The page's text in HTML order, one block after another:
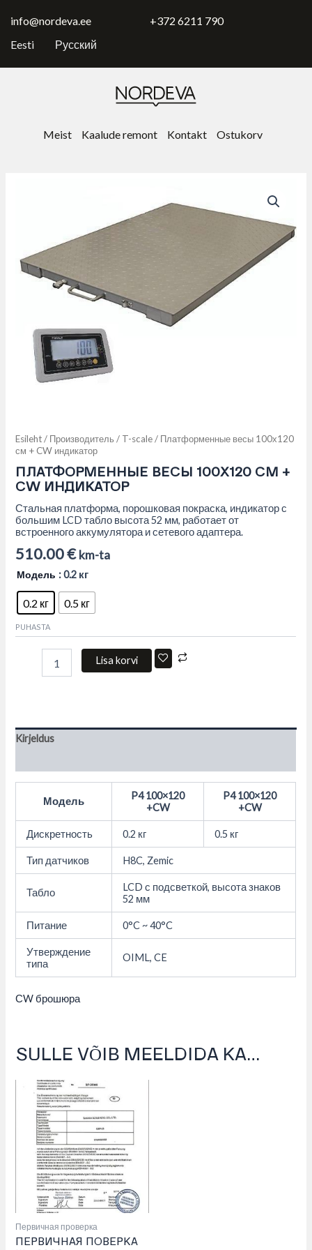
content
info@nordeva.ee
+372 6211 790
Eesti
Русский
Meist Kaalude remont Kontakt Ostukorv
Esileht/ Производитель / T-scale/ Платформенные весы 100х120
см + CW индикатор
ПЛАТФОРМЕННЫЕ ВЕСЫ 100Х120 СМ +
CW ИНДИКАТОР
Стальная платформа, порошковая покраска, индикатор с
большим LCD табло высота 52 мм, работает от
встроенного аккумулятора и сетевого адаптера.
510.00€ km-ta
Модель : 0.2 кг
0.2 кг 0.5 кг
PUHASTA
CW
индикатор
kogus
Lisa korvi
Kirjeldus
Модель
P4 100×120
+CW
P4 100×120
+CW
Дискретность 0.2 кг 0.5 кг
Тип датчиков H8C, Zemic
Табло
LCD с подсветкой, высота знаков
52 мм
Питание 0°C ~ 40°C
Утверждение
типа
OIML, CE
СW брошюра
SULLE VÕIB MEELDIDA KA…
Первичная проверка
ПЕРВИЧНАЯ ПОВЕРКА